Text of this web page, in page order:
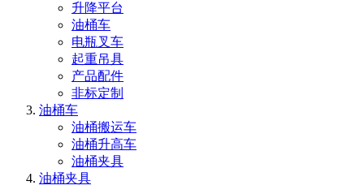
升降平台
油桶车
电瓶叉车
起重吊具
产品配件
非标定制
油桶车
油桶搬运车
油桶升高车
油桶夹具
油桶夹具